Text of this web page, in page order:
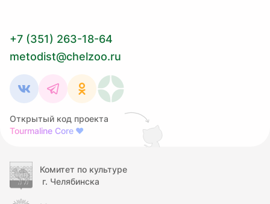
+7 (351) 263-18-64
metodist@chelzoo.ru
Открытый код проекта
Tourmaline Core ❤
Комитет по культуре
г. Челябинска